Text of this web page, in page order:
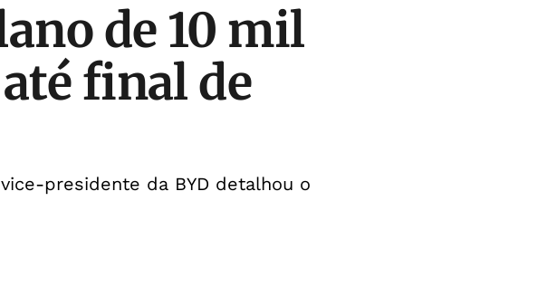
de 10 mil
final de
presidente da BYD detalhou o